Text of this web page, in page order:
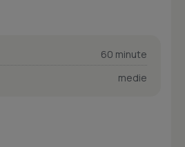
60 minute
medie